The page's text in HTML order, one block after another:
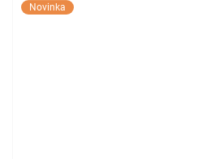
Novinka